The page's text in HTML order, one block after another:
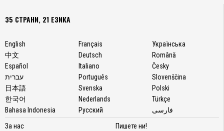
35 СТРАНИ, 21 ЕЗИКА
English
中文
Español
עברית
日本語
한국어
Bahasa Indonesia
Français
Deutsch
Italiano
Português
Svenska
Nederlands
Русский
Українська
Română
Česky
Slovenščina
Polski
Türkçe
فارسی
За нас
Пишете ни!